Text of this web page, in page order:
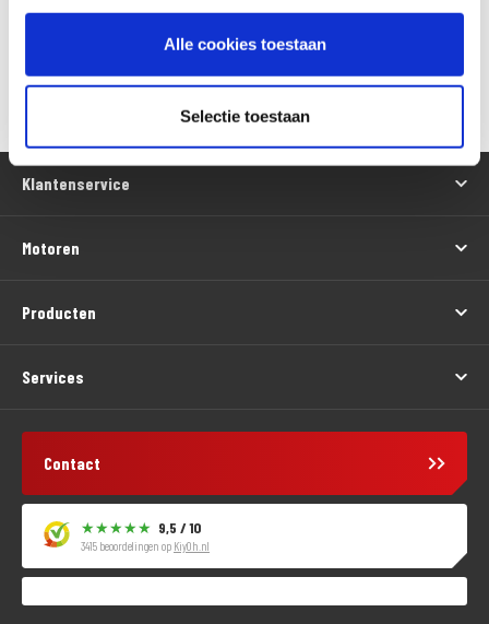
Alle cookies toestaan
Selectie toestaan
Versturen
Klantenservice
Motoren
Producten
Services
Contact
9,5 / 10
3415 beoordelingen op KiyOh.nl